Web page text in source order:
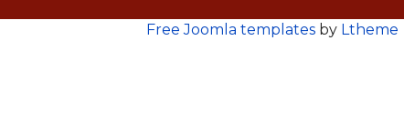
Free Joomla templates by Ltheme